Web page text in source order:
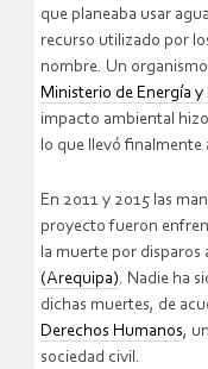
que planeaba usar
recurso utilizado por
nombre. Un
Ministerio de Energía y
impacto ambiental
lo que llevó finalmente
En 2011 y 2015 las
proyecto fueron
la muerte por disparos
(Arequipa). Nadie ha
dichas muertes, de
Derechos Humanos,
sociedad civil.